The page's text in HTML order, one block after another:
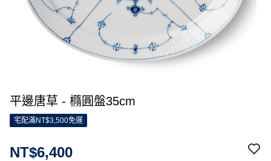
平邊唐草 - 橢圓盤35cm
宅配滿NT$3,500免運
NT$6,400